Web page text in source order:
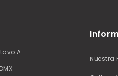
A.
Nuestra